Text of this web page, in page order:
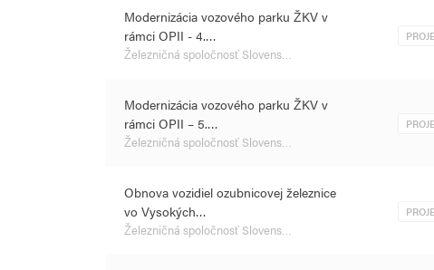
Modernizácia vozového parku ŽKV v
rámci OPII - 4.…
Železničná spoločnosť Slovens…
Modernizácia vozového parku ŽKV v
rámci OPII – 5.…
Železničná spoločnosť Slovens…
Obnova vozidiel ozubnicovej železnice
vo Vysokých…
Železničná spoločnosť Slovens…